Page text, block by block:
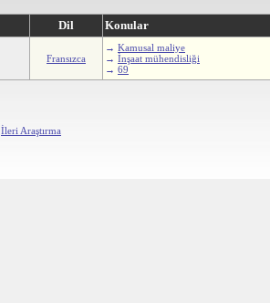
Dil Konular
Fransızca
→ Kamusal maliye
→ İnşaat mühendisliği
→ 69
İleri Araştırma